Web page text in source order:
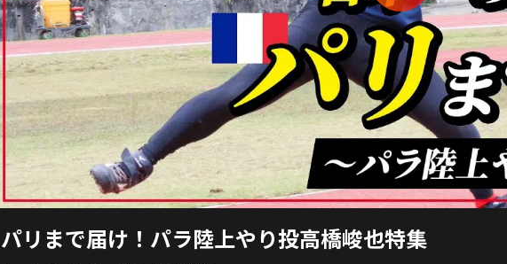
パリまで届け！パラ陸上やり投高橋峻也特集